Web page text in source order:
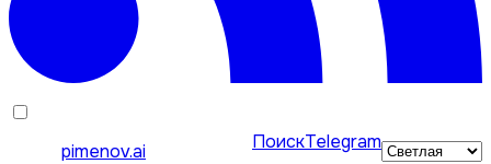
pimenov.ai ПоискTelegram